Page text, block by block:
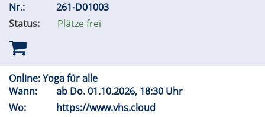
Nr.:
261-D01003
Status:
Plätze frei
Online: Yoga für alle
Wann:
ab Do.01.10.2026, 18:30 Uhr
Wo:
https://www.vhs.cloud